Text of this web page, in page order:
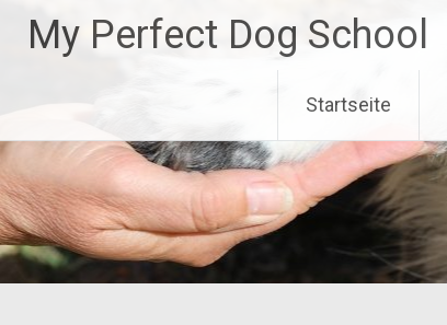
InhaltMy Perfect Dog School
Startseite